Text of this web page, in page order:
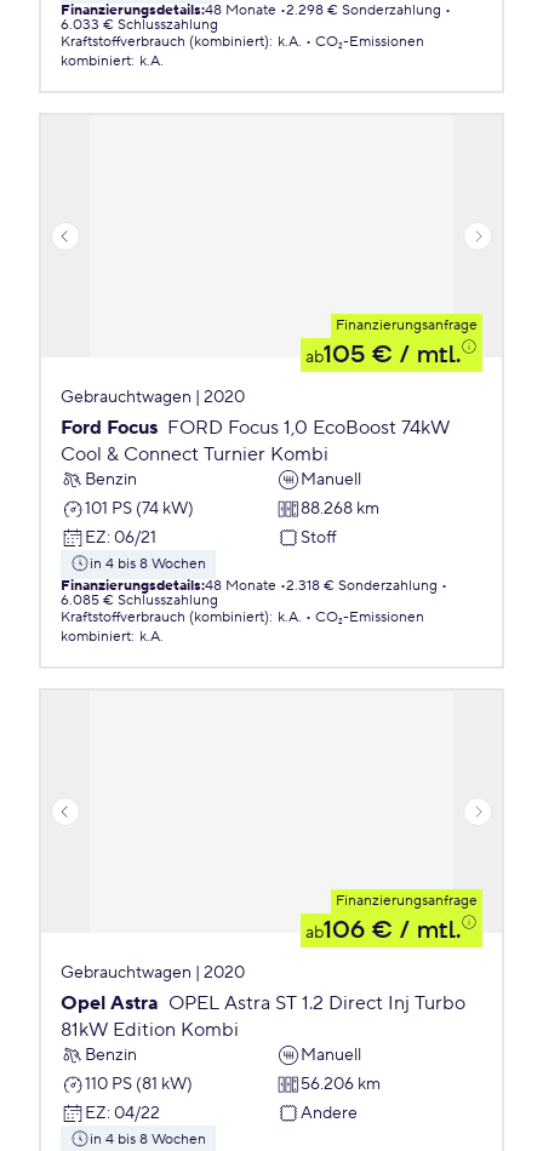
Finanzierungsdetails:48 Monate 2.298 € Sonderzahlung
6.033 € Schlusszahlung
Kraftstoffverbrauch (kombiniert): k.A.
CO₂-Emissionen
kombiniert: k.A.
Finanzierungsanfrage
ab105 € / mtl.
Gebrauchtwagen | 2020
Ford Focus FORD Focus 1,0 EcoBoost 74kW
Cool & Connect Turnier Kombi
Benzin
Manuell
101 PS (74 kW)
88.268 km
EZ: 06/21 Stoff
in 4 bis 8 Wochen
Finanzierungsdetails:48 Monate 2.318 € Sonderzahlung
6.085 € Schlusszahlung
Kraftstoffverbrauch (kombiniert): k.A.
CO₂-Emissionen
kombiniert: k.A.
Finanzierungsanfrage
ab106 € / mtl.
Gebrauchtwagen | 2020
Opel Astra OPEL Astra ST 1.2 Direct Inj Turbo
81kW Edition Kombi
Benzin
Manuell
110 PS (81 kW)
56.206 km
EZ: 04/22 Andere
in 4 bis 8 Wochen